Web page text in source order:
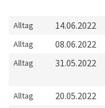
Alltag 14.06.2022
Alltag 08.06.2022
Alltag 31.05.2022
Alltag 20.05.2022